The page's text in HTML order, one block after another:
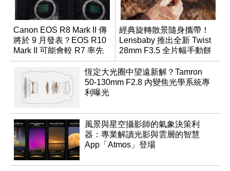
Canon EOS R8 Mark II 傳
將於 9 月發表？EOS R10
Mark II 可能會較 R7 率先
推出
經典旋轉散景隨身攜帶！
Lensbaby 推出全新 Twist
28mm F3.5 全片幅手動餅
乾鏡
恆定大光圈中望遠新解？Tamron
50-130mm F2.8 內變焦光學系統專
利曝光
風景與星空攝影師的氣象決策利
器：專業解讀光影與雲層的智慧
App「Atmos」登場